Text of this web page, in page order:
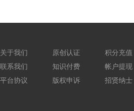
关于我们
联系我们
平台协议
原创认证
知识付费
版权申诉
积分充值
帐户提现
招贤纳士